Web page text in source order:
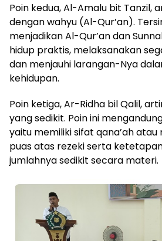
Poin kedua, Al-Amalu bit Tanzil,
dengan wahyu (Al-Qur’an).
menjadikan Al-Qur’an dan
hidup praktis, melaksanakan
dan menjauhi larangan-Nya
kehidupan.
Poin ketiga, Ar-Ridha bil Qalil,
yang sedikit. Poin ini
yaitu memiliki sifat qana’ah
puas atas rezeki serta
jumlahnya sedikit secara materi.